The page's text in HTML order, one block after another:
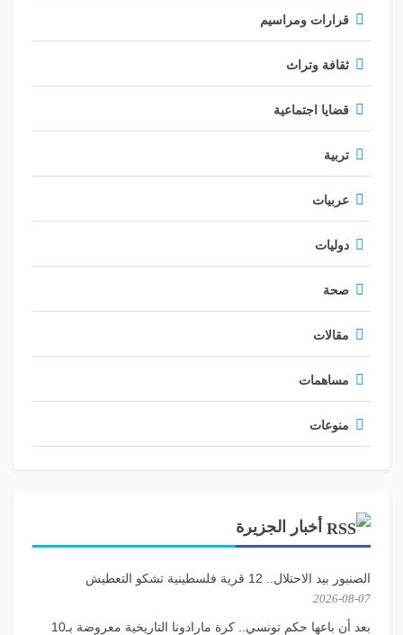
قرارات ومراسيم
ثقافة وتراث
قضايا اجتماعية
تربية
عربيات
دوليات
صحة
مقالات
مساهمات
منوعات
أخبار الجزيرة
الصنبور بيد الاحتلال.. 12 قرية فلسطينية تشكو التعطيش
2026-08-07
بعد أن باعها حكم تونسي.. كرة مارادونا التاريخية معروضة بـ10